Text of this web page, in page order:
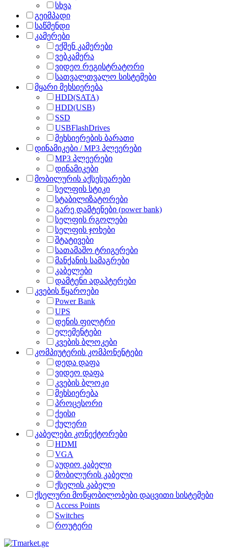
სხვა
გეიმპადი
საწმენდი
კამერები
ექშენ კამერები
ვებკამერა
ვიდეო რეგისტრატორი
სათვალთვალო სისტემები
მყარი მეხსიერება
HDD(SATA)
HDD(USB)
SSD
USBFlashDrives
მეხსიერების ბარათი
დინამიკები / MP3 პლეერები
MP3 პლეერები
დინამიკები
მობილურის აქსესუარები
სელფის სტიკი
სტაბილიზატორები
გარე დამტენები (power bank)
სელფის რგოლები
სელფის ჯოხები
შტატივები
სათამაშო ტრიგერები
მანქანის სამაგრები
კაბელები
დამტენი ადაპტერები
კვების წყაროები
Power Bank
UPS
დენის ფილტრი
ელემენტები
კვების ბლოკები
კომპიუტერის კომპონენტები
დედა დაფა
ვიდეო დაფა
კვების ბლოკი
მეხსიერება
პროცესორი
ქეისი
ქულერი
კაბელები კონექტორები
HDMI
VGA
აუდიო კაბელი
მობილურის კაბელი
ქსელის კაბელი
ქსელური მოწყობილობები დაცვითი სისტემები
Access Points
Switches
როუტერი